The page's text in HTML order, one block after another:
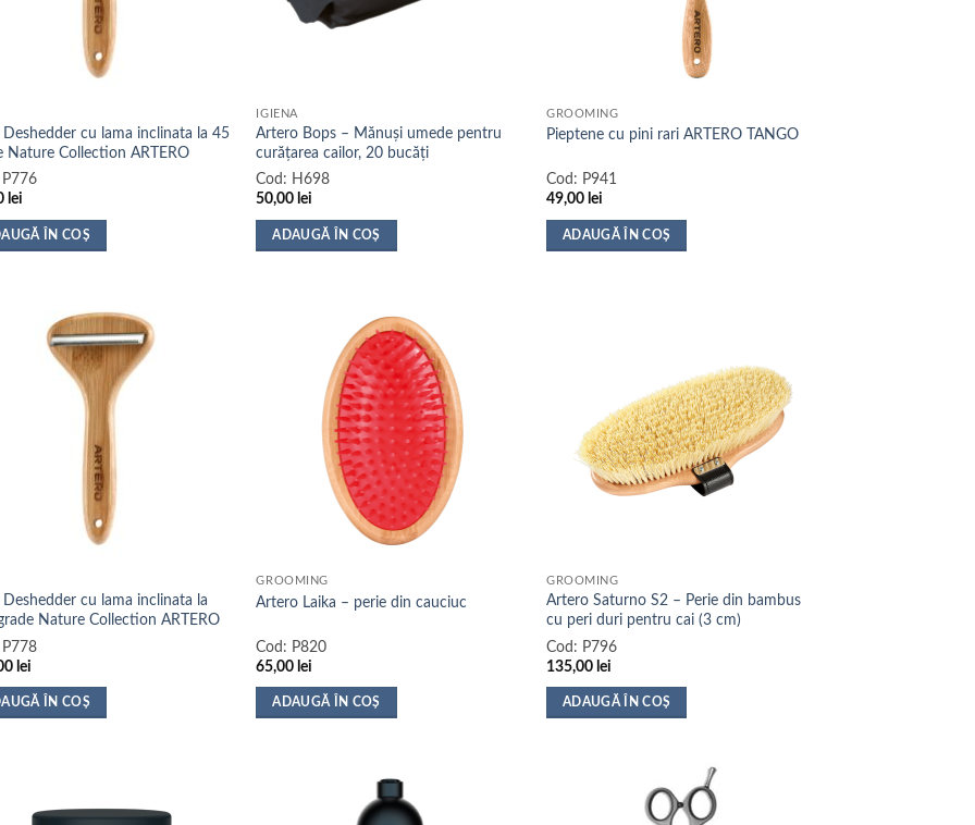
Deshedder cu lama inclinata la 45
Nature Collection ARTERO
P776
lei
ÎN COȘ
IGIENA
Artero Bops – Mănuși umede pentru
curățarea cailor, 20 bucăți
Cod: H698
50,00 lei
ADAUGĂ ÎN COȘ
GROOMING
Pieptene cu pini rari ARTERO TANGO
Cod: P941
49,00 lei
ADAUGĂ ÎN COȘ
Deshedder cu lama inclinata la
Nature Collection ARTERO
P778
lei
ÎN COȘ
GROOMING
Artero Laika – perie din cauciuc
Cod: P820
65,00 lei
ADAUGĂ ÎN COȘ
GROOMING
Artero Saturno S2 – Perie din bambus
cu peri duri pentru cai (3 cm)
Cod: P796
135,00 lei
ADAUGĂ ÎN COȘ